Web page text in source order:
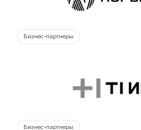
Бизнес-партнеры
Бизнес-партнеры